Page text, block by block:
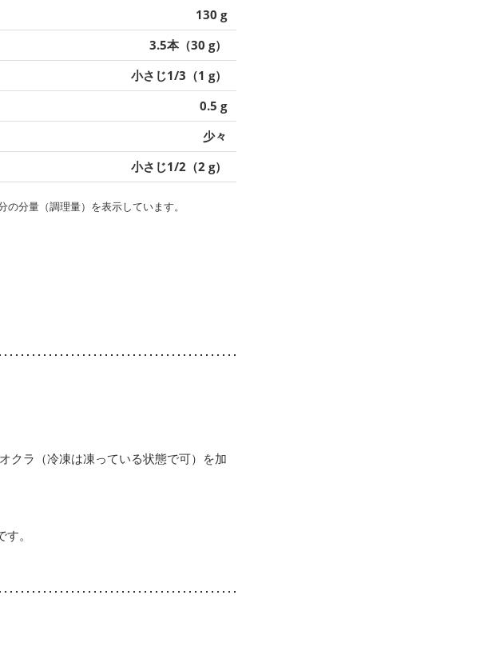
130 g
3.5本（30 g）
小さじ1/3（1 g）
0.5 g
少々
小さじ1/2（2 g）
分量（調理量）を表示しています。
クラ（冷凍は凍っている状態で可）を加
。